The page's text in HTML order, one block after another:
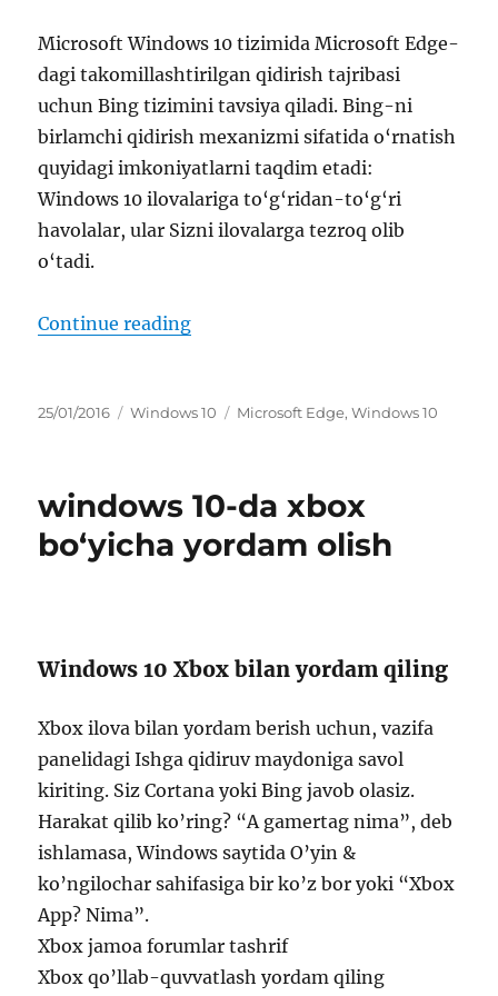
Microsoft Windows 10 tizimida Microsoft Edge-
dagi takomillashtirilgan qidirish tajribasi
uchun Bing tizimini tavsiya qiladi. Bing-ni
birlamchi qidirish mexanizmi sifatida o‘rnatish
quyidagi imkoniyatlarni taqdim etadi:
Windows 10 ilovalariga to‘g‘ridan-to‘g‘ri
havolalar, ular Sizni ilovalarga tezroq olib
o‘tadi.
Continue reading“microsoft edge-da birlamchi
Posted
25/01/2016 Categories
Windows 10 Tags
Microsoft Edge,Windows 10
windows 10-da xbox
bo‘yicha yordam olish
Windows 10 Xbox bilan yordam qiling
Xbox ilova bilan yordam berish uchun, vazifa
panelidagi Ishga qidiruv maydoniga savol
kiriting. Siz Cortana yoki Bing javob olasiz.
Harakat qilib ko’ring? “A gamertag nima”, deb
ishlamasa, Windows saytida O’yin &
ko’ngilochar sahifasiga bir ko’z bor yoki “Xbox
App? Nima”.
Xbox jamoa forumlar tashrif
Xbox qo’llab-quvvatlash yordam qiling